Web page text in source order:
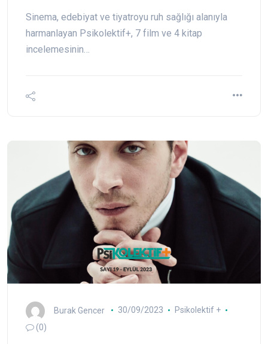
Sinema, edebiyat ve tiyatroyu ruh sağlığı alanıyla
harmanlayan Psikolektif+, 7 film ve 4 kitap
incelemesinin…
Burak Gencer 30/09/2023
Psikolektif +
(0)